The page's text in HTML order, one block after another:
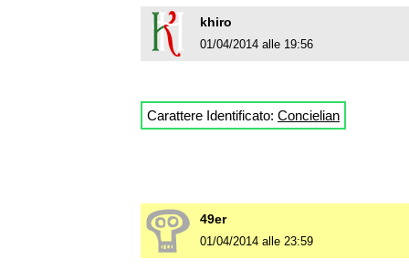
khiro
01/04/2014 alle 19:56
Carattere Identificato: Concielian
49er
01/04/2014 alle 23:59